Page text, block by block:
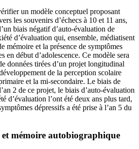
un modèle conceptuel proposant
les souvenirs d’échecs à 10 et 11 ans,
biais négatif d’auto-évaluation de
d’évaluation qui, ensemble, médiatisent
mémoire et la présence de symptômes
en début d’adolescence. Ce modèle sera
données tirées d’un projet longitudinal
de la perception scolaire
et la mi-secondaire. Le biais de
2 de ce projet, le biais d’auto-évaluation
d’évaluation l’ont été deux ans plus tard,
dépressifs a été prise à l’an 5 du
et mémoire autobiographique